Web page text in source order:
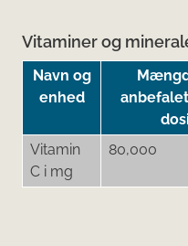
Vitaminer og
Navn og
enhed
Vitamin
C i mg
80,000